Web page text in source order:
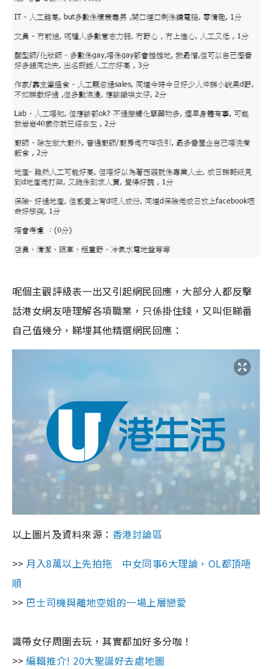
呢個主觀評級表一出又引起網民回應，大部分人都反擊
話港女網友唔理解各項職業，只係掛住錢，又叫佢睇番
自己值幾分，睇埋其他精選網民回應：
以上圖片及資料來源： 香港討論區
>> 月入8萬以上先拍拖 中女同事6大理論，OL都頂唔
順
>> 巴士司機與離地空姐的一場上層戀愛
識帶女仔周圍去玩，其實都加好多分咖！
>>編輯推介! 20大聖誕好去處地圖